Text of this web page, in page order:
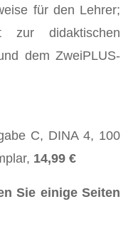
für den Lehrer;
zur didaktischen
dem ZweiPLUS-
C, DINA 4, 100
14,99 €
Sie einige Seiten